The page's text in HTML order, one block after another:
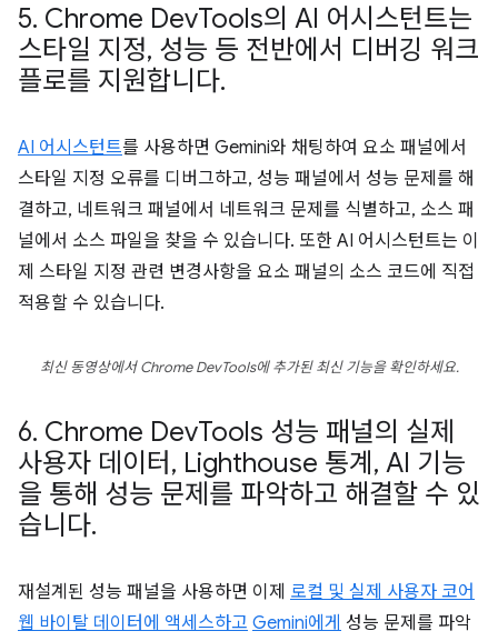
5. Chrome DevTools의 AI 어시스턴트는
스타일 지정, 성능 등 전반에서 디버깅 워크
플로를 지원합니다.
AI 어시스턴트를 사용하면 Gemini와 채팅하여 요소 패널에서
스타일 지정 오류를 디버그하고, 성능 패널에서 성능 문제를 해
결하고, 네트워크 패널에서 네트워크 문제를 식별하고, 소스 패
널에서 소스 파일을 찾을 수 있습니다. 또한 AI 어시스턴트는 이
제 스타일 지정 관련 변경사항을 요소 패널의 소스 코드에 직접
적용할 수 있습니다.
최신 동영상에서 Chrome DevTools에 추가된 최신 기능을 확인하세요.
6. Chrome DevTools 성능 패널의 실제
사용자 데이터 , Lighthouse 통계 , AI 기능
을 통해 성능 문제를 파악하고 해결할 수 있
습니다.
재설계된 성능 패널을 사용하면 이제 로컬 및 실제 사용자 코어
웹 바이탈 데이터에 액세스하고 Gemini에게 성능 문제를 파악